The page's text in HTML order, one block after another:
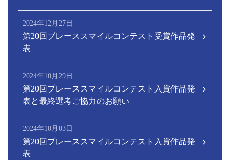
2024年12月27日
第20回ブレーススマイルコンテスト受賞作品発
表
2024年10月29日
第20回ブレーススマイルコンテスト入賞作品発
表と最終選考ご協力のお願い
2024年10月03日
第20回ブレーススマイルコンテスト入賞作品発
表